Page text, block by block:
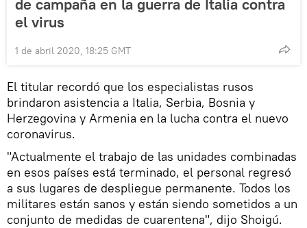
de campaña en la guerra de Italia contra
el virus
1 de abril 2020, 18:25 GMT
El titular recordó que los especialistas rusos
brindaron asistencia a Italia, Serbia, Bosnia y
Herzegovina y Armenia en la lucha contra el nuevo
coronavirus.
"Actualmente el trabajo de las unidades combinadas
en esos países está terminado, el personal regresó
a sus lugares de despliegue permanente. Todos los
militares están sanos y están siendo sometidos a un
conjunto de medidas de cuarentena", dijo Shoigú.